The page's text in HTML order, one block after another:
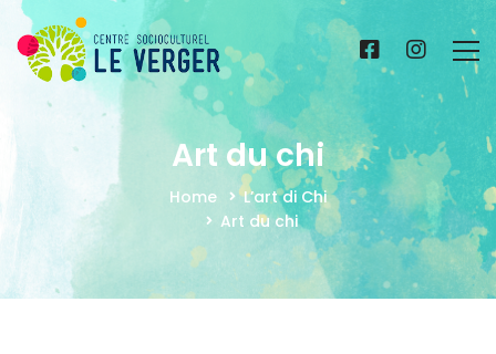
Art du chi
Home
L’art di Chi
Art du chi